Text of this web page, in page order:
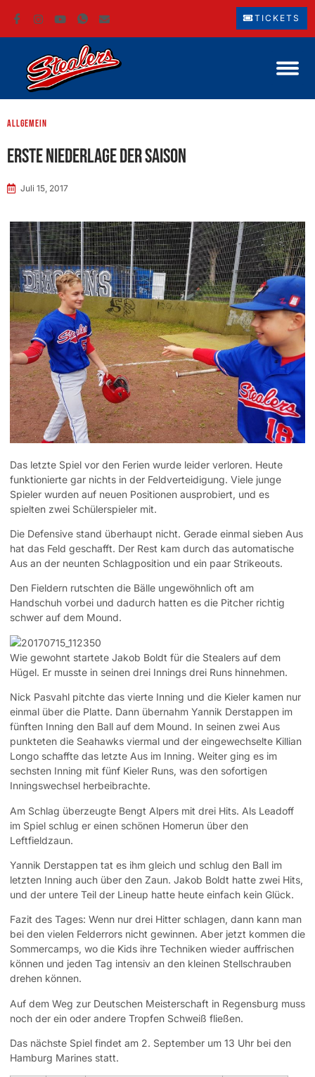
TICKETS
Allgemein
Erste Niederlage der Saison
Juli 15, 2017
Das letzte Spiel vor den Ferien wurde leider verloren. Heute
funktionierte gar nichts in der Feldverteidigung. Viele junge
Spieler wurden auf neuen Positionen ausprobiert, und es
spielten zwei Schülerspieler mit.
Die Defensive stand überhaupt nicht. Gerade einmal sieben Aus
hat das Feld geschafft. Der Rest kam durch das automatische
Aus an der neunten Schlagposition und ein paar Strikeouts.
Den Fieldern rutschten die Bälle ungewöhnlich oft am
Handschuh vorbei und dadurch hatten es die Pitcher richtig
schwer auf dem Mound.
Wie gewohnt startete Jakob Boldt für die Stealers auf dem
Hügel. Er musste in seinen drei Innings drei Runs hinnehmen.
Nick Pasvahl pitchte das vierte Inning und die Kieler kamen nur
einmal über die Platte. Dann übernahm Yannik Derstappen im
fünften Inning den Ball auf dem Mound. In seinen zwei Aus
punkteten die Seahawks viermal und der eingewechselte Killian
Longo schaffte das letzte Aus im Inning. Weiter ging es im
sechsten Inning mit fünf Kieler Runs, was den sofortigen
Inningswechsel herbeibrachte.
Am Schlag überzeugte Bengt Alpers mit drei Hits. Als Leadoff
im Spiel schlug er einen schönen Homerun über den
Leftfieldzaun.
Yannik Derstappen tat es ihm gleich und schlug den Ball im
letzten Inning auch über den Zaun. Jakob Boldt hatte zwei Hits,
und der untere Teil der Lineup hatte heute einfach kein Glück.
Fazit des Tages: Wenn nur drei Hitter schlagen, dann kann man
bei den vielen Felderrors nicht gewinnen. Aber jetzt kommen die
Sommercamps, wo die Kids ihre Techniken wieder auffrischen
können und jeden Tag intensiv an den kleinen Stellschrauben
drehen können.
Auf dem Weg zur Deutschen Meisterschaft in Regensburg muss
noch der ein oder andere Tropfen Schweiß fließen.
Das nächste Spiel findet am 2. September um 13 Uhr bei den
Hamburg Marines statt.